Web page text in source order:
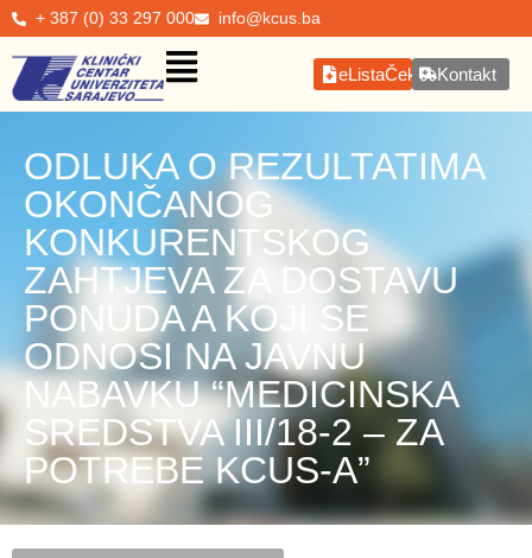
+ 387 (0) 33 297 000 info@kcus.ba
eListaČekanjaKontakt
ODLUKA O REZULTATIMA
OKONČANOG
KONKURENTSKOG
ZAHTJEVA ZA DOSTAVU
PONUDA A KOJI SE
ODNOSI NA JAVNU
NABAVKU “MEDICINSKA
SREDSTVA III/18-2 – ZA
POTREBE KCUS-A”